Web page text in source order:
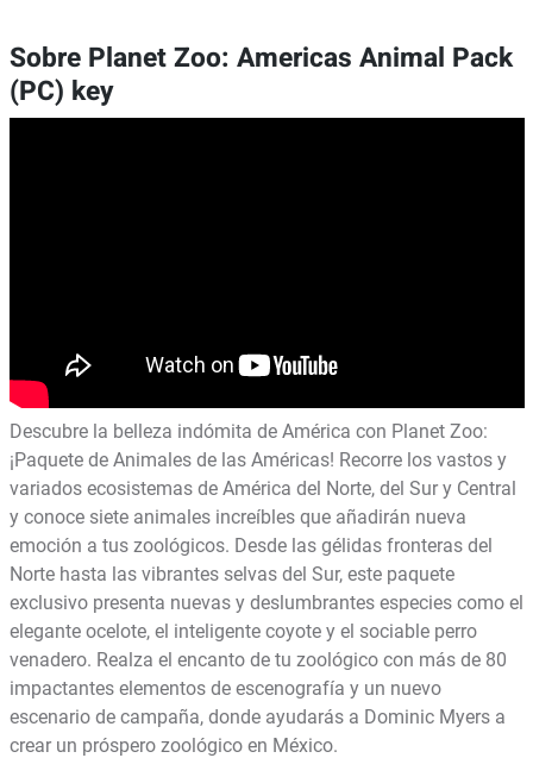
Sobre Planet Zoo: Americas Animal Pack
(PC) key
Descubre la belleza indómita de América con Planet Zoo:
¡Paquete de Animales de las Américas! Recorre los vastos y
variados ecosistemas de América del Norte, del Sur y Central
y conoce siete animales increíbles que añadirán nueva
emoción a tus zoológicos. Desde las gélidas fronteras del
Norte hasta las vibrantes selvas del Sur, este paquete
exclusivo presenta nuevas y deslumbrantes especies como el
elegante ocelote, el inteligente coyote y el sociable perro
venadero. Realza el encanto de tu zoológico con más de 80
impactantes elementos de escenografía y un nuevo
escenario de campaña, donde ayudarás a Dominic Myers a
crear un próspero zoológico en México.